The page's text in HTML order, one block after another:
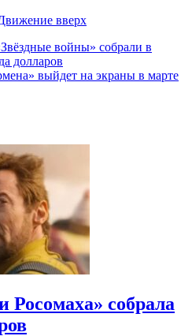
вверх
войны» собрали в
долларов
выйдет на экраны в марте
Росомаха» собрала